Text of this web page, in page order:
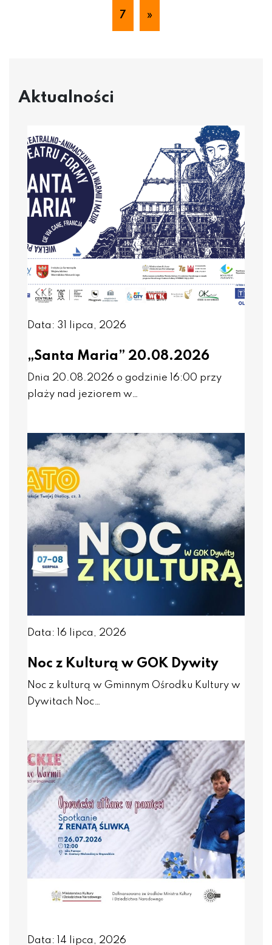
7 »
Aktualności
Data: 31 lipca, 2026
„Santa Maria” 20.08.2026
Dnia 20.08.2026 o godzinie 16:00 przy
plaży nad jeziorem w…
Data: 16 lipca, 2026
Noc z Kulturą w GOK Dywity
Noc z kulturą w Gminnym Ośrodku Kultury w
Dywitach Noc…
Data: 14 lipca, 2026